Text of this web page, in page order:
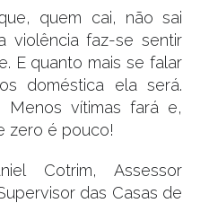
quem cai, não sai
violência faz-se sentir
E quanto mais se falar
doméstica ela será.
Menos vítimas fará e,
zero é pouco!
Cotrim, Assessor
das Casas de